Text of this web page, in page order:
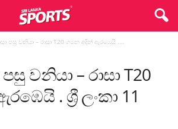
පසු වනියා – රාසා T20 ගමන අදින් ඇරඹෙයි ....
වනියා – රාසා T20
. ශ්‍රී ලංකා 11